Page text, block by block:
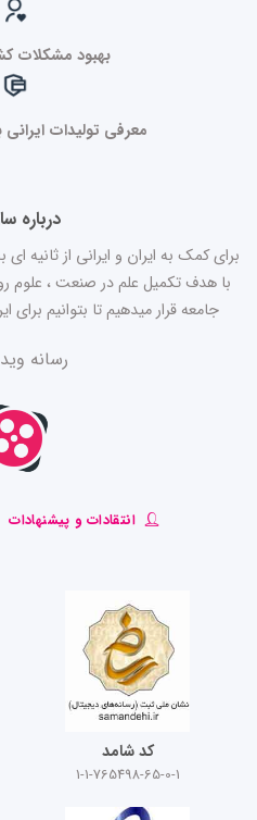
بهبود مشکلات
معرفی تولیدات
درباره
برای کمک به ایران و ایرانی از ثانیه
با هدف تکمیل علم در صنعت ، علوم
جامعه قرار میدهیم تا بتوانیم
رسانه
انتقادات و پیشنهادات
کد شامد
1-1-765498-65-0-1